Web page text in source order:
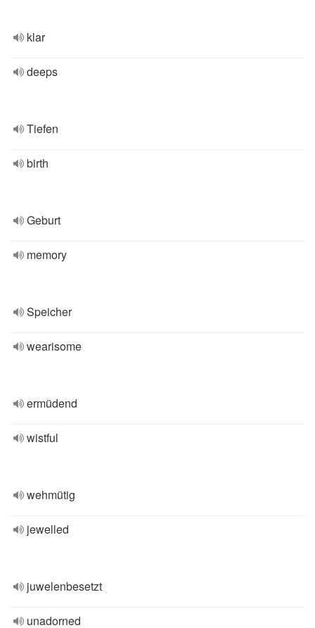
klar
deeps
Tiefen
birth
Geburt
memory
Speicher
wearisome
ermüdend
wistful
wehmütig
jewelled
juwelenbesetzt
unadorned